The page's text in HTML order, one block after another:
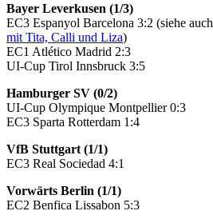
Bayer Leverkusen (1/3)
EC3 Espanyol Barcelona 3:2 (siehe auch
mit Tita, Calli und Liza)
EC1 Atlético Madrid 2:3
UI-Cup Tirol Innsbruck 3:5
Hamburger SV (0/2)
UI-Cup Olympique Montpellier 0:3
EC3 Sparta Rotterdam 1:4
VfB Stuttgart (1/1)
EC3 Real Sociedad 4:1
Vorwärts Berlin (1/1)
EC2 Benfica Lissabon 5:3